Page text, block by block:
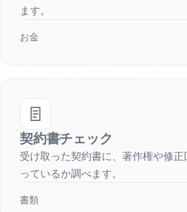
ます。
お金
契約書チェック
受け取った契約書に、著作権や修
っているか調べます。
書類